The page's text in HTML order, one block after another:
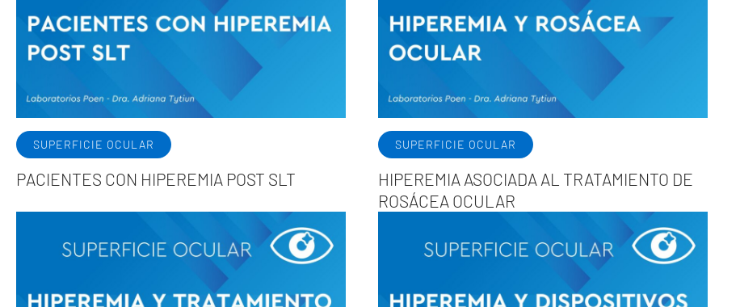
SUPERFICIE OCULAR
PACIENTES CON HIPEREMIA POST SLT
SUPERFICIE OCULAR
HIPEREMIA ASOCIADA AL TRATAMIENTO DE
ROSÁCEA OCULAR